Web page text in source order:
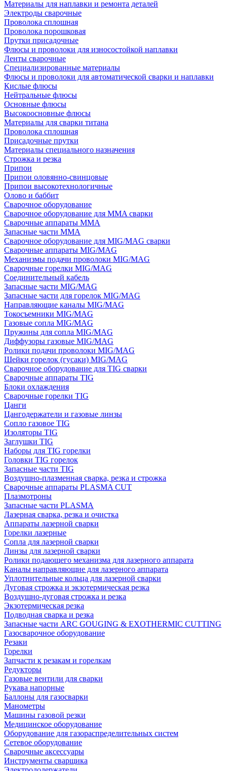
Материалы для наплавки и ремонта деталей
Электроды сварочные
Проволока сплошная
Проволока порошковая
Прутки присадочные
Флюсы и проволоки для износостойкой наплавки
Ленты сварочные
Специализированные материалы
Флюсы и проволоки для автоматической сварки и наплавки
Кислые флюсы
Нейтральные флюсы
Основные флюсы
Высокоосновные флюсы
Материалы для сварки титана
Проволока сплошная
Присадочные прутки
Материалы специального назначения
Строжка и резка
Припои
Припои оловянно-свинцовые
Припои высокотехнологичные
Олово и баббит
Сварочное оборудование
Сварочное оборудование для MMA сварки
Сварочные аппараты MMA
Запасные части MMA
Сварочное оборудование для MIG/MAG сварки
Сварочные аппараты MIG/MAG
Механизмы подачи проволоки MIG/MAG
Сварочные горелки MIG/MAG
Соединительный кабель
Запасные части MIG/MAG
Запасные части для горелок MIG/MAG
Направляющие каналы MIG/MAG
Токосъемники MIG/MAG
Газовые сопла MIG/MAG
Пружины для сопла MIG/MAG
Диффузоры газовые MIG/MAG
Ролики подачи проволоки MIG/MAG
Шейки горелок (гусаки) MIG/MAG
Сварочное оборудование для TIG сварки
Сварочные аппараты TIG
Блоки охлаждения
Сварочные горелки TIG
Цанги
Цангодержатели и газовые линзы
Сопло газовое TIG
Изоляторы TIG
Заглушки TIG
Наборы для TIG горелки
Головки TIG горелок
Запасные части TIG
Воздушно-плазменная сварка, резка и строжка
Сварочные аппараты PLASMA CUT
Плазмотроны
Запасные части PLASMA
Лазерная сварка, резка и очистка
Аппараты лазерной сварки
Горелки лазерные
Сопла для лазерной сварки
Линзы для лазерной сварки
Ролики подающего механизма для лазерного аппарата
Каналы направляющие для лазерного аппарата
Уплотнительные кольца для лазерной сварки
Дуговая строжка и экзотермическая резка
Воздушно-дуговая строжка и резка
Экзотермическая резка
Подводная сварка и резка
Запасные части ARC GOUGING & EXOTHERMIC CUTTING
Газосварочное оборудование
Резаки
Горелки
Запчасти к резакам и горелкам
Редукторы
Газовые вентили для сварки
Рукава напорные
Баллоны для газосварки
Манометры
Машины газовой резки
Медицинское оборудование
Оборудование для газораспределительных систем
Сетевое оборудование
Сварочные аксессуары
Инструменты сварщика